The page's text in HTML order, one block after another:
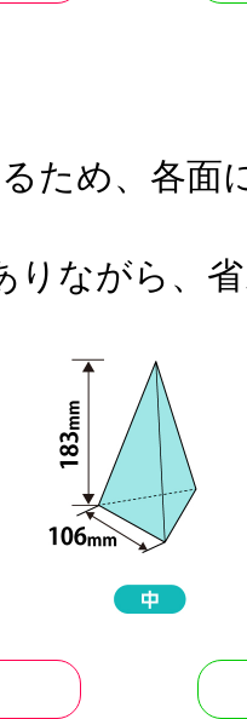
ため、各面
りながら、